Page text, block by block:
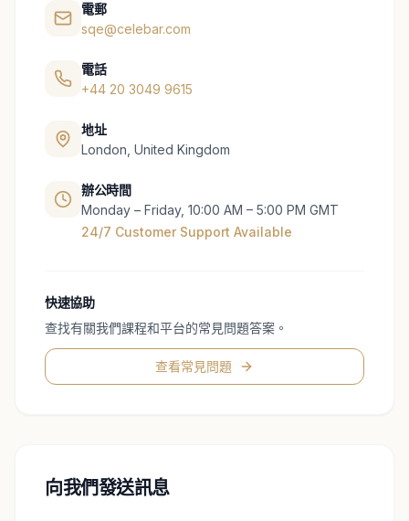
電郵
sqe@celebar.com
電話
+44 20 3049 9615
地址
London, United Kingdom
辦公時間
Monday – Friday, 10:00 AM – 5:00 PM GMT
24/7 Customer Support Available
快速協助
查找有關我們課程和平台的常見問題答案。
查看常見問題
向我們發送訊息